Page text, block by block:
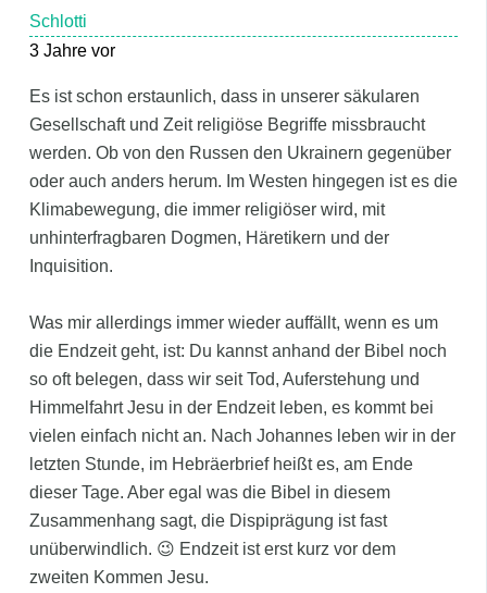
Schlotti
3 Jahre vor
Es ist schon erstaunlich, dass in unserer säkularen
Gesellschaft und Zeit religiöse Begriffe missbraucht
werden. Ob von den Russen den Ukrainern gegenüber
oder auch anders herum. Im Westen hingegen ist es die
Klimabewegung, die immer religiöser wird, mit
unhinterfragbaren Dogmen, Häretikern und der
Inquisition.
Was mir allerdings immer wieder auffällt, wenn es um
die Endzeit geht, ist: Du kannst anhand der Bibel noch
so oft belegen, dass wir seit Tod, Auferstehung und
Himmelfahrt Jesu in der Endzeit leben, es kommt bei
vielen einfach nicht an. Nach Johannes leben wir in der
letzten Stunde, im Hebräerbrief heißt es, am Ende
dieser Tage. Aber egal was die Bibel in diesem
Zusammenhang sagt, die Dispiprägung ist fast
unüberwindlich. 😉 Endzeit ist erst kurz vor dem
zweiten Kommen Jesu.